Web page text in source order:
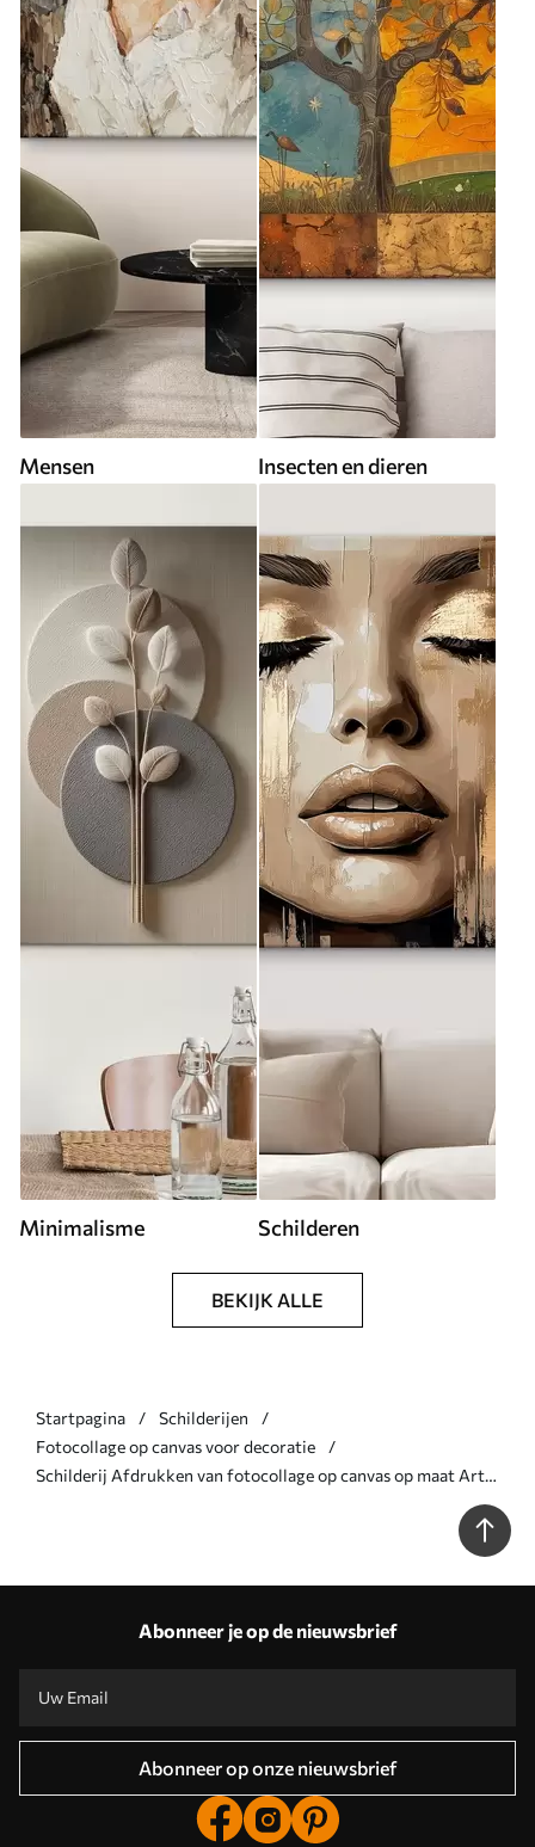
Mensen Insecten en dieren
Minimalisme Schilderen
BEKIJK ALLE
Startpagina
Schilderijen
Fotocollage op canvas voor decoratie
Schilderij Afdrukken van fotocollage op canvas op maat Art.
Abonneer je op de nieuwsbrief
Abonneer op onze nieuwsbrief